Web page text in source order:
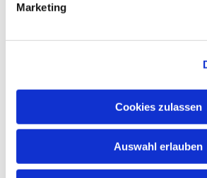
Marketing
Cookies zulassen
Auswahl erlauben